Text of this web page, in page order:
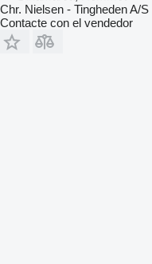
Chr. Nielsen - Tingheden A/S
Contacte con el vendedor